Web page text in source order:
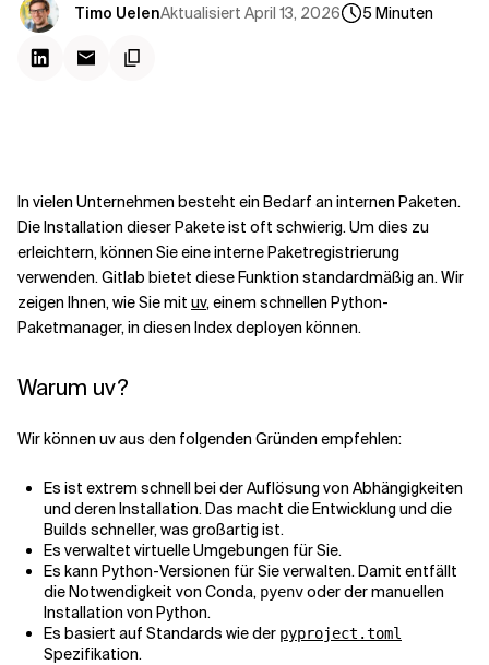
Verwandte Themen
Timo UelenAktualisiert April 13, 2026 5 Minuten
In vielen Unternehmen besteht ein Bedarf an internen Paketen.
Die Installation dieser Pakete ist oft schwierig. Um dies zu
erleichtern, können Sie eine interne Paketregistrierung
verwenden. Gitlab bietet diese Funktion standardmäßig an. Wir
zeigen Ihnen, wie Sie mit uv, einem schnellen Python-
Paketmanager, in diesen Index deployen können.
Warum uv?
Wir können uv aus den folgenden Gründen empfehlen:
Es ist extrem schnell bei der Auflösung von Abhängigkeiten
und deren Installation. Das macht die Entwicklung und die
Builds schneller, was großartig ist.
Es verwaltet virtuelle Umgebungen für Sie.
Es kann Python-Versionen für Sie verwalten. Damit entfällt
die Notwendigkeit von Conda, pyenvoder der manuellen
Installation von Python.
Es basiert auf Standards wie der pyproject.toml
Spezifikation.